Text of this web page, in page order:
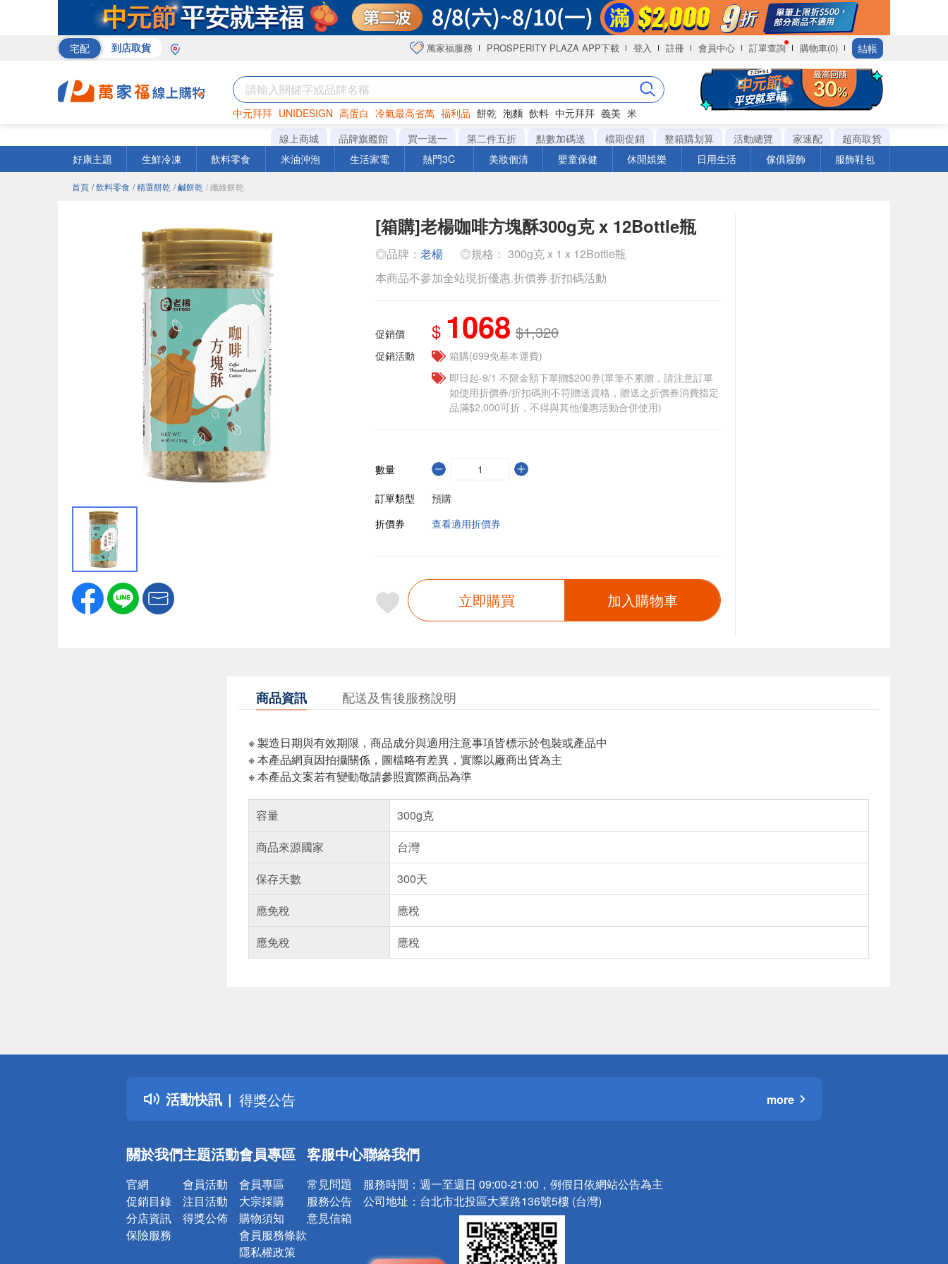
宅配 到店取貨 萬家福服務 PROSPERITY PLAZA APP下載 登入 註冊 會員中心 訂單查詢 購物車(0) 結帳
中元拜拜 UNIDESIGN 高蛋白 冷氣最高省萬 福利品 餅乾 泡麵 飲料 中元拜拜 義美 米
罐頭 海苔 洋芋片
線上商城 品牌旗艦館 買一送一 第二件五折 點數加碼送 檔期促銷 整箱購划算 活動總覽 家速配
超商取貨
好康主題
生鮮冷凍 飲料零食 米油沖泡 生活家電 熱門3C 美妝個清 嬰童保健 休閒娛樂 日用生活 傢俱寢飾 服飾鞋包
首頁 / 飲料零食 / 精選餅乾 / 鹹餅乾 / 纖維餅乾
[箱購]老楊咖啡方塊酥300g克 x 12Bottle瓶
◎品牌： 老楊
◎規格： 300g克 x 1 x 12Bottle瓶
本商品不參加全站現折優惠.折價券.折扣碼活動
促銷價 $ 1068 $1,320
促銷活動
箱購(699免基本運費)
即日起-9/1 不限金額下單贈$200券(單筆不累贈，請注意訂單
如使用折價券/折扣碼則不符贈送資格，贈送之折價券消費指定
品滿$2,000可折，不得與其他優惠活動合併使用)
數量
訂單類型
預購
折價券
查看適用折價券
立即購買 加入購物車
商品資訊 配送及售後服務說明
※ 製造日期與有效期限，商品成分與適用注意事項皆標示於包裝或產品中
※ 本產品網頁因拍攝關係，圖檔略有差異，實際以廠商出貨為主
※ 本產品文案若有變動敬請參照實際商品為準
容量
300g克
商品來源國家
台灣
保存天數
300天
應免稅
應稅
應免稅
應稅
活動快訊
詐騙網頁！請小心！
得獎公告
熱門話題
銀行優惠
詐騙網頁！請小心！
more
關於我們
官網
促銷目錄
分店資訊
保險服務
主題活動
會員活動
注目活動
得獎公佈
會員專區
會員專區
大宗採購
購物須知
會員服務條款
隱私權政策
客服中心
常見問題
服務公告
意見信箱
聯絡我們
服務時間： 週一至週日 09:00-21:00，例假日依網站公告為主
公司地址： 台北市北投區大業路136號5樓 (台灣)